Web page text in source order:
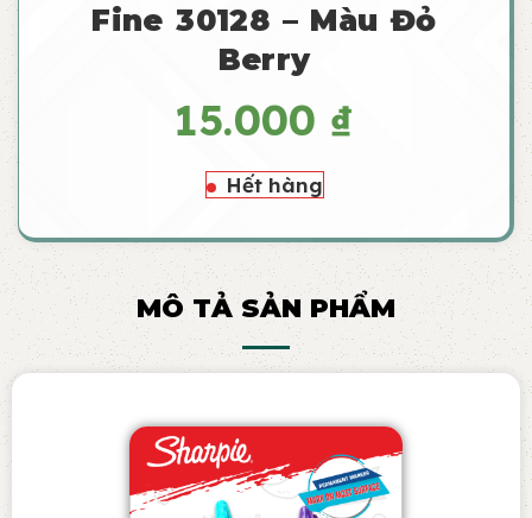
Fine 30128 – Màu Đỏ
Berry
15.000 ₫
Hết hàng
MÔ TẢ SẢN PHẨM